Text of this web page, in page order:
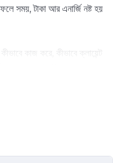
সময়, টাকা আর এনার্জি নষ্ট হয়
কীভাবে প্রতিদিনের কার্যক্রমকে
এবং টেকসইভাবে বাড়াবেন এই